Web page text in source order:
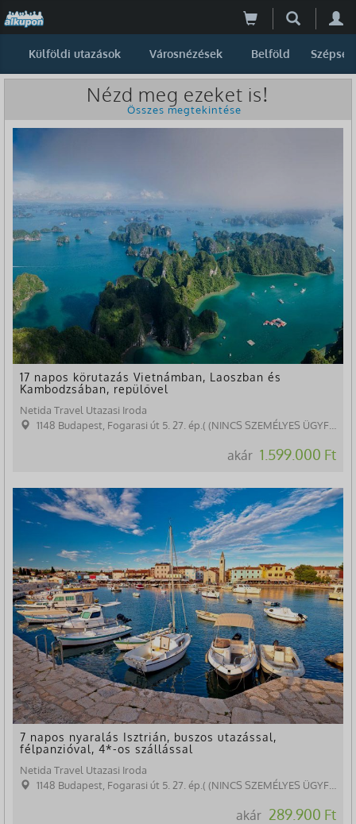
Külföldi utazások Városnézések Belföld Szépség
Nézd meg ezeket is!
Összes megtekintése
17 napos körutazás Vietnámban, Laoszban és
Kambodzsában, repülővel
Netida Travel Utazasi Iroda
1148 Budapest, Fogarasi út 5. 27. ép.( (NINCS SZEMÉLYES ÜGYFÉLFOGADÁS)
akár 1.599.000 Ft
7 napos nyaralás Isztrián, buszos utazással,
félpanzióval, 4*-os szállással
Netida Travel Utazasi Iroda
1148 Budapest, Fogarasi út 5. 27. ép.( (NINCS SZEMÉLYES ÜGYFÉLFOGADÁS)
akár 289.900 Ft